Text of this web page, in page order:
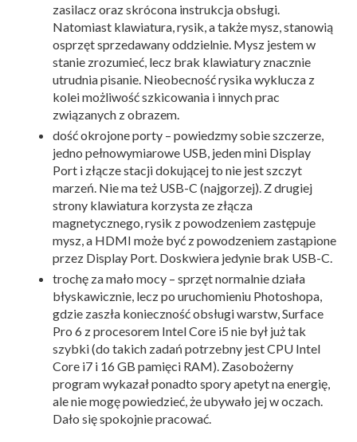
zasilacz oraz skrócona instrukcja obsługi.
Natomiast klawiatura, rysik, a także mysz, stanowią
osprzęt sprzedawany oddzielnie. Mysz jestem w
stanie zrozumieć, lecz brak klawiatury znacznie
utrudnia pisanie. Nieobecność rysika wyklucza z
kolei możliwość szkicowania i innych prac
związanych z obrazem.
dość okrojone porty – powiedzmy sobie szczerze,
jedno pełnowymiarowe USB, jeden mini Display
Port i złącze stacji dokującej to nie jest szczyt
marzeń. Nie ma też USB-C (najgorzej). Z drugiej
strony klawiatura korzysta ze złącza
magnetycznego, rysik z powodzeniem zastępuje
mysz, a HDMI może być z powodzeniem zastąpione
przez Display Port. Doskwiera jedynie brak USB-C.
trochę za mało mocy – sprzęt normalnie działa
błyskawicznie, lecz po uruchomieniu Photoshopa,
gdzie zaszła konieczność obsługi warstw, Surface
Pro 6 z procesorem Intel Core i5 nie był już tak
szybki (do takich zadań potrzebny jest CPU Intel
Core i7 i 16 GB pamięci RAM). Zasobożerny
program wykazał ponadto spory apetyt na energię,
ale nie mogę powiedzieć, że ubywało jej w oczach.
Dało się spokojnie pracować.